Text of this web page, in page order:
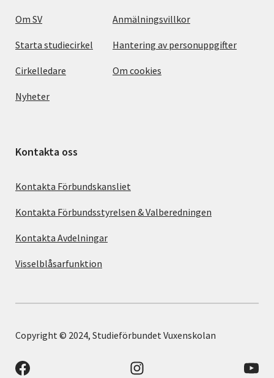
Om SV
Starta studiecirkel
Cirkelledare
Nyheter
Anmälningsvillkor
Hantering av personuppgifter
Om cookies
Kontakta oss
Kontakta Förbundskansliet
Kontakta Förbundsstyrelsen & Valberedningen
Kontakta Avdelningar
Visselblåsarfunktion
Copyright © 2024, Studieförbundet Vuxenskolan